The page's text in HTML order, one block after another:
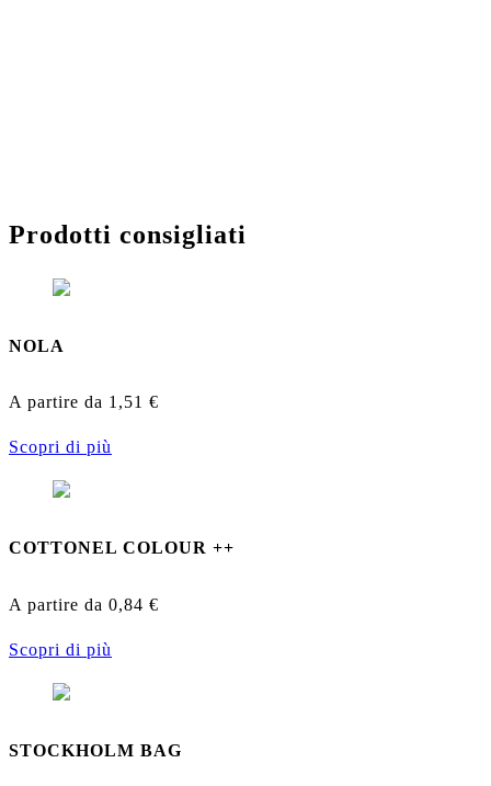
Prodotti consigliati
NOLA
A partire da 1,51 €
Scopri di più
COTTONEL COLOUR ++
A partire da 0,84 €
Scopri di più
STOCKHOLM BAG